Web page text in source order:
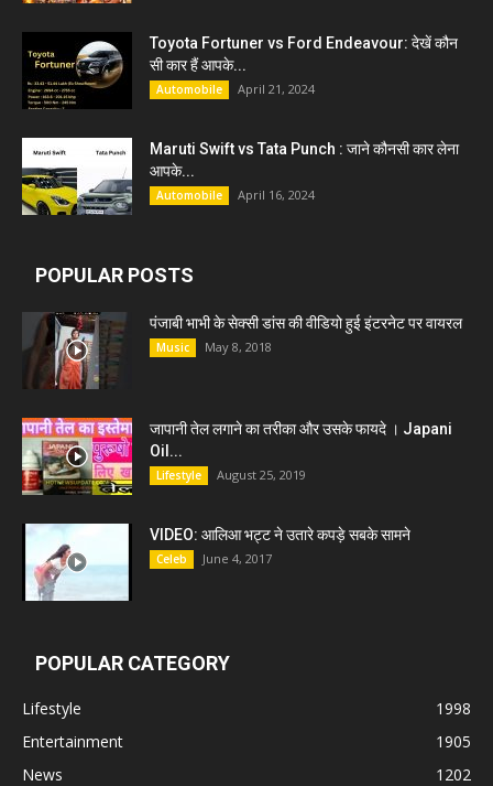
Toyota Fortuner vs Ford Endeavour: देखें कौन
सी कार हैं आपके...
Automobile April 21, 2024
Maruti Swift vs Tata Punch : जाने कौनसी कार लेना
आपके...
Automobile April 16, 2024
POPULAR POSTS
पंजाबी भाभी के सेक्सी डांस की वीडियो हुई इंटरनेट पर वायरल
Music May 8, 2018
जापानी तेल लगाने का तरीका और उसके फायदे । Japani
Oil...
Lifestyle August 25, 2019
VIDEO: आलिआ भट्ट ने उतारे कपड़े सबके सामने
Celeb June 4, 2017
POPULAR CATEGORY
Lifestyle
1998
Entertainment
1905
News
1202